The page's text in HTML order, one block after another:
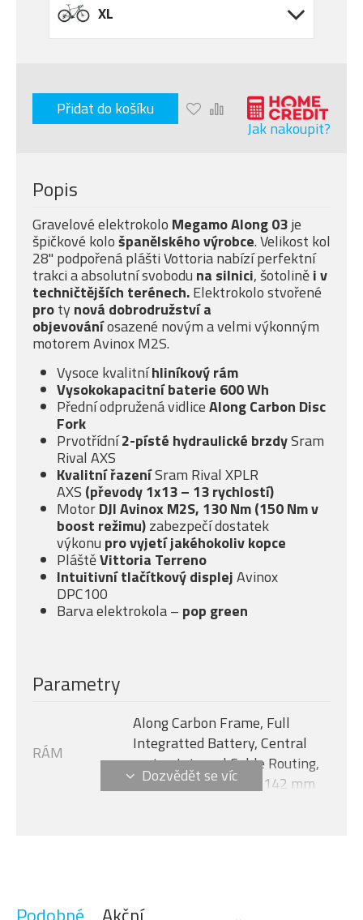
XL
Přidat do košíku
Jak nakoupit?
Popis
Gravelové elektrokolo Megamo Along 03je
špičkové kološpanělského výrobce. Velikost kol
28" podpořená plášti Vottoria nabízí perfektní
trakci a absolutní svobodu na silnici, šotoliněi v
techničtějších terénech.Elektrokolo stvořené
proty nová dobrodružství a
objevováníosazené novým a velmi výkonným
motorem Avinox M2S.
Vysoce kvalitníhliníkový rám
Vysokokapacitní baterie 600 Wh
Přední odpružená vidliceAlong Carbon Disc
Fork
Prvotřídní2-písté hydraulické brzdySram
Rival AXS
Kvalitní řazeníSram Rival XPLR
AXS (převody 1x13 – 13 rychlostí)
MotorDJI Avinox M2S, 130 Nm (150 Nm v
boost režimu)zabezpečí dostatek
výkonu pro vyjetí jakéhokoliv kopce
PláštěVittoria Terreno
Intuitivní tlačítkový displejAvinox
DPC100
Barva elektrokola – pop green
Parametry
RÁM
Along Carbon Frame, Full
Integratted Battery, Central
motor, Internal Cable Routing,
Flat Mount Disc 12 x 142 mm